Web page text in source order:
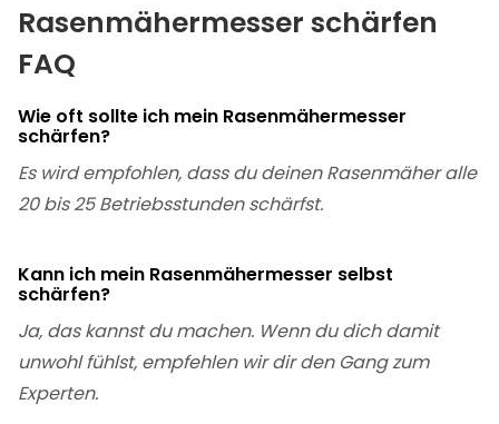
Rasenmähermesser schärfen
FAQ
Wie oft sollte ich mein Rasenmähermesser
schärfen?
Es wird empfohlen, dass du deinen Rasenmäher alle
20 bis 25 Betriebsstunden schärfst.
Kann ich mein Rasenmähermesser selbst
schärfen?
Ja, das kannst du machen. Wenn du dich damit
unwohl fühlst, empfehlen wir dir den Gang zum
Experten.